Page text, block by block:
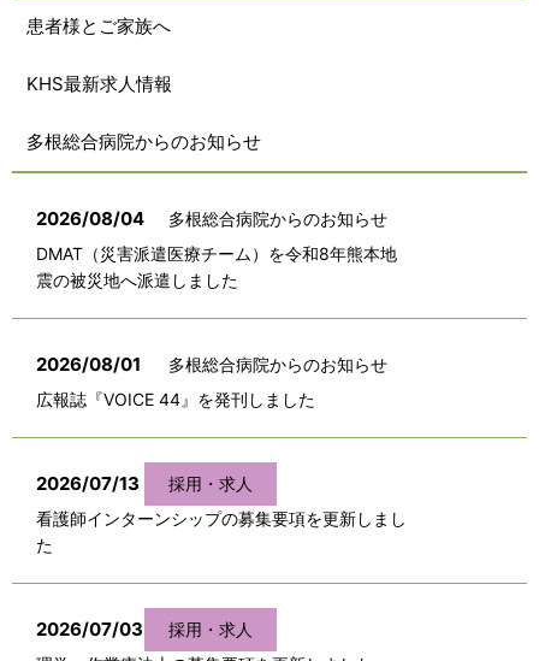
患者様とご家族へ
KHS最新求人情報
多根総合病院からのお知らせ
2026/08/04
多根総合病院からのお知らせ
DMAT（災害派遣医療チーム）を令和8年熊本地
震の被災地へ派遣しました
2026/08/01
多根総合病院からのお知らせ
広報誌『VOICE 44』を発刊しました
2026/07/13
採用・求人
看護師インターンシップの募集要項を更新しまし
た
2026/07/03
採用・求人